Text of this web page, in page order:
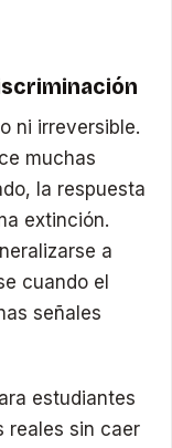
ni irreversible.
muchas
la respuesta
extinción.
a
cuando el
señales
estudiantes
reales sin caer